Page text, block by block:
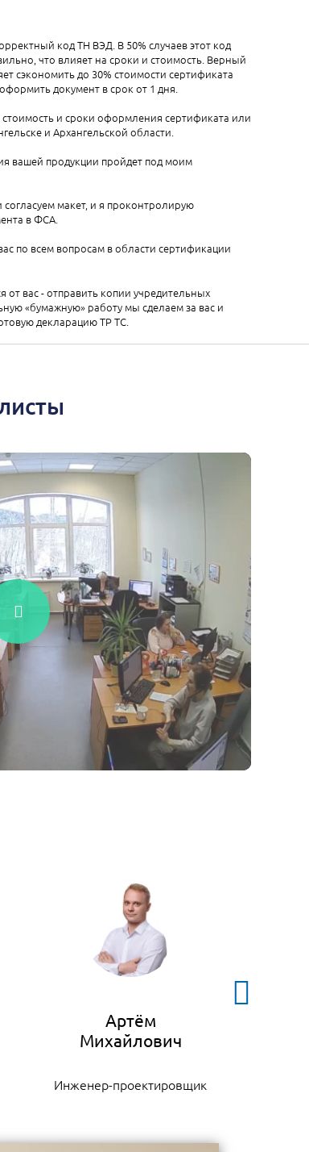
код ТН ВЭД. В 50% случаев этот код
что влияет на сроки и стоимость. Верный
сэкономить до 30% стоимости сертификата
документ в срок от 1 дня.
стоимость и сроки оформления сертификата или
и Архангельской области.
вашей продукции пройдет под моим
согласуем макет, и я проконтролирую
в ФСА.
по всем вопросам в области сертификации
от вас - отправить копии учредительных
«бумажную» работу мы сделаем за вас и
декларацию ТР ТС.
Артём
Инженер-проектировщик